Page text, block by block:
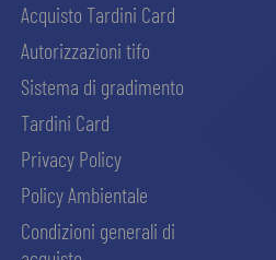
Acquisto Tardini Card
Autorizzazioni tifo
Sistema di gradimento
Tardini Card
Privacy Policy
Policy Ambientale
Condizioni generali di